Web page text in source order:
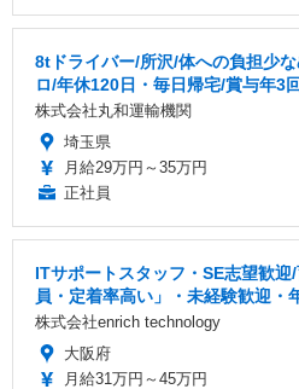
8tドライバー/所沢/体への負担少
ロ/年休120日・毎日帰宅/賞与年3
株式会社丸和運輸機関
埼玉県
月給29万円～35万円
正社員
ITサポートスタッフ・SE志望歓
員・定着率高い」・未経験歓迎・
株式会社enrich technology
大阪府
月給31万円～45万円